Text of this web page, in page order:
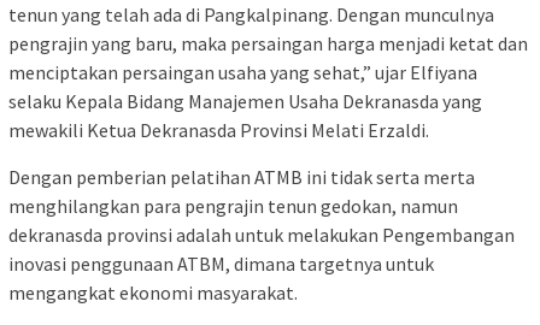
tenun yang telah ada di Pangkalpinang. Dengan munculnya
pengrajin yang baru, maka persaingan harga menjadi ketat dan
menciptakan persaingan usaha yang sehat,” ujar Elfiyana
selaku Kepala Bidang Manajemen Usaha Dekranasda yang
mewakili Ketua Dekranasda Provinsi Melati Erzaldi.
Dengan pemberian pelatihan ATMB ini tidak serta merta
menghilangkan para pengrajin tenun gedokan, namun
dekranasda provinsi adalah untuk melakukan Pengembangan
inovasi penggunaan ATBM, dimana targetnya untuk
mengangkat ekonomi masyarakat.